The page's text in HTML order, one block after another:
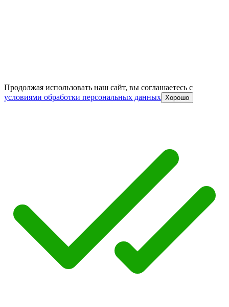
Продолжая использовать наш сайт, вы соглашаетесь c
условиями обработки персональных данных Хорошо